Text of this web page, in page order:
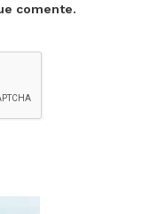
comente.